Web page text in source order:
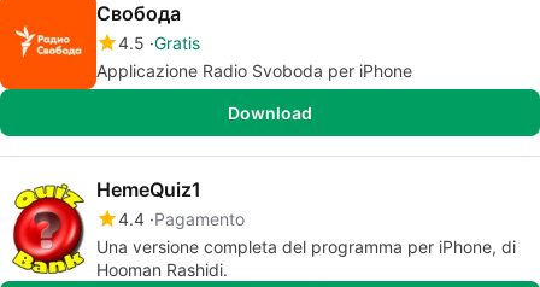
Свобода
4.5 Gratis
Applicazione Radio Svoboda per iPhone
Download
HemeQuiz1
4.4 Pagamento
Una versione completa del programma per iPhone, di
Hooman Rashidi.